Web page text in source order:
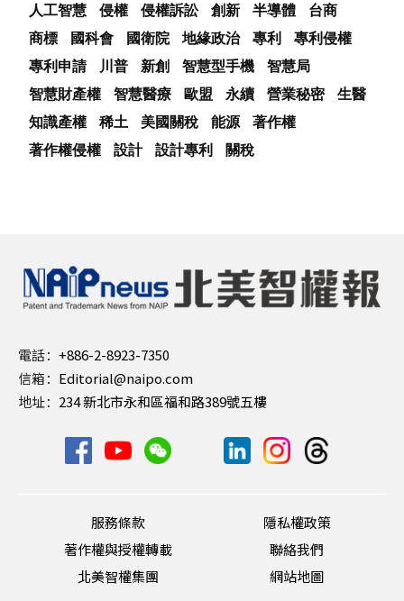
人工智慧
侵權 侵權訴訟 創新 半導體
台商
商標
國科會 國衛院 地緣政治 專利
專利侵權
專利申請
川普 新創 智慧型手機
智慧局
智慧財產權
智慧醫療 歐盟 永續 營業秘密
生醫
知識產權
稀土 美國關稅 能源
著作權
著作權侵權
設計 設計專利 關稅
電話： +886-2-8923-7350
信箱： Editorial@naipo.com
地址： 234 新北市永和區福和路389號五樓
服務條款
隱私權政策
著作權與授權轉載
聯絡我們
北美智權集團
網站地圖